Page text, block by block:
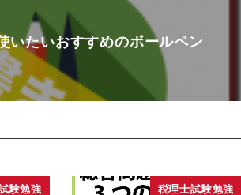
いたいおすすめのボールペン
験勉強 税理士試験勉強